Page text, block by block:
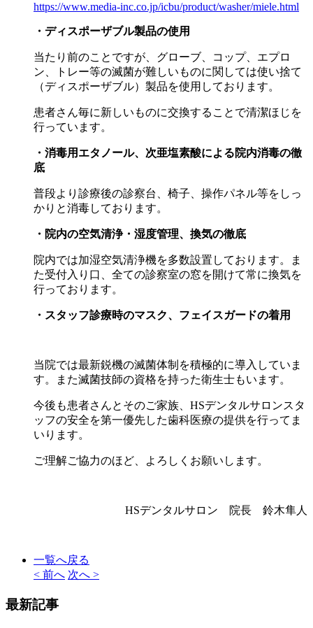
https://www.media-inc.co.jp/icbu/product/washer/miele.html
・ディスポーザブル製品の使用
当たり前のことですが、グローブ、コップ、エプロ
ン、トレー等の滅菌が難しいものに関しては使い捨て
（ディスポーザブル）製品を使用しております。
患者さん毎に新しいものに交換することで清潔ほじを
行っています。
・消毒用エタノール、次亜塩素酸による院内消毒の徹
底
普段より診療後の診察台、椅子、操作パネル等をしっ
かりと消毒しております。
・院内の空気清浄・湿度管理、換気の徹底
院内では加湿空気清浄機を多数設置しております。ま
た受付入り口、全ての診察室の窓を開けて常に換気を
行っております。
・スタッフ診療時のマスク、フェイスガードの着用
当院では最新鋭機の滅菌体制を積極的に導入していま
す。また滅菌技師の資格を持った衛生士もいます。
今後も患者さんとそのご家族、HSデンタルサロンスタ
ッフの安全を第一優先した歯科医療の提供を行ってま
いります。
ご理解ご協力のほど、よろしくお願いします。
HSデンタルサロン 院長 鈴木隼人
一覧へ戻る
< 前へ 次へ >
最新記事